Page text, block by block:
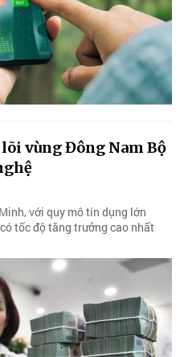
vùng Đông Nam Bộ
với quy mô tín dụng lớn
tốc độ tăng trưởng cao nhất